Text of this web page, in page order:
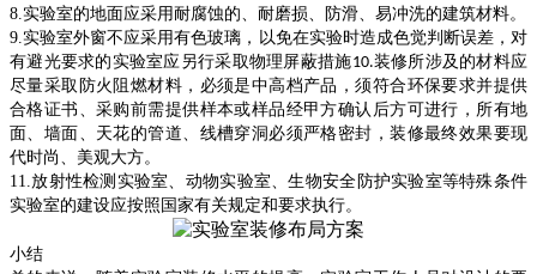
8. 实验室的地面应采用耐腐蚀的、耐磨损、防滑、易冲洗的建筑材料。
9. 实验室外窗不应采用有色玻璃，以免在实验时造成色觉判断误差，对
有避光要求的实验室应另行采取物理屏蔽措施10.装修所涉及的材料应
尽量采取防火阻燃材料，必须是中高档产品，须符合环保要求并提供
合格证书、采购前需提供样本或样品经甲方确认后方可进行，所有地
面、墙面、天花的管道、线槽穿洞必须严格密封，装修最终效果要现
代时尚、美观大方。
11. 放射性检测实验室、动物实验室、生物安全防护实验室等特殊条件
实验室的建设应按照国家有关规定和要求执行。
小结